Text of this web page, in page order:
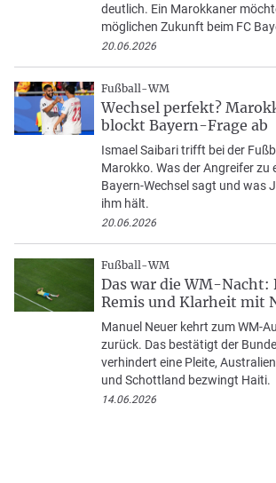
deutlich. Ein Marokkaner
möglichen Zukunft beim FC
20.06.2026
Fußball-WM
Wechsel perfekt?
blockt Bayern-Frage ab
Ismael Saibari trifft bei der
Marokko. Was der Angreifer zu
Bayern-Wechsel sagt und was
ihm hält.
20.06.2026
Fußball-WM
Das war die WM-
Remis und Klarheit mit
Manuel Neuer kehrt zum WM-
zurück. Das bestätigt der
verhindert eine Pleite,
und Schottland bezwingt Haiti.
14.06.2026